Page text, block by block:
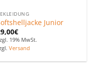
Junior
€
19% MwSt.
Versand